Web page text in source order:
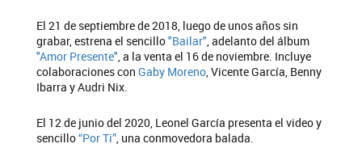
El 21 de septiembre de 2018, luego de unos años sin
grabar, estrena el sencillo"Bailar", adelanto del álbum
"Amor Presente", a la venta el 16 de noviembre. Incluye
colaboraciones con Gaby Moreno, Vicente García, Benny
Ibarra y Audri Nix.
El 12 de junio del 2020, Leonel García presenta el video y
sencillo“Por Ti”, una conmovedora balada.